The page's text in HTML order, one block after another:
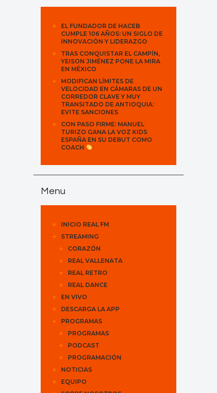
EL FUNDADOR DE HACEB
CUMPLE 106 AÑOS: UN SIGLO DE
INNOVACIÓN Y LIDERAZGO
TRAS CONQUISTAR EL CAMPÍN,
YEISON JIMÉNEZ PONE LA MIRA
EN MÉXICO
MODIFICAN LÍMITES DE
VELOCIDAD EN CÁMARAS DE UN
CORREDOR CLAVE Y MUY
TRANSITADO DE ANTIOQUIA:
EVITE SANCIONES
CON PASO FIRME: MANUEL
TURIZO GANA LA VOZ KIDS
ESPAÑA EN SU DEBUT COMO
COACH
Menu
INICIO REAL FM
STREAMING
CORAZÓN
REAL VALLENATA
REAL RETRO
REAL DANCE
EN VIVO
DESCARGA LA APP
PROGRAMAS
PROGRAMAS
PODCAST
PROGRAMACIÓN
NOTICIAS
EQUIPO